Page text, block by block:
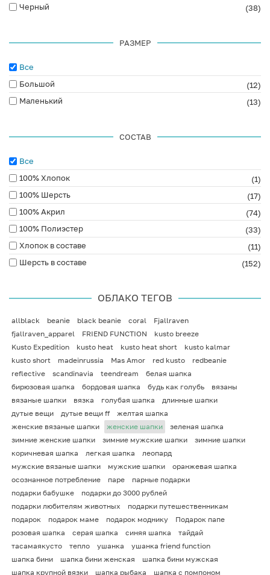
Черный
(38)
РАЗМЕР
Все
Большой
(12)
Маленький
(13)
СОСТАВ
Все
100% Хлопок
(1)
100% Шерсть
(17)
100% Акрил
(74)
100% Полиэстер
(33)
Хлопок в составе
(11)
Шерсть в составе
(152)
ОБЛАКО ТЕГОВ
allblack beanie black beanie coral
Fjallraven
fjallraven_apparel
FRIEND FUNCTION
kusto breeze
Kusto Expedition
kusto heat kusto heat short
kusto kalmar
kusto short
madeinrussia Mas Amor red kusto
redbeanie
reflective
scandinavia teendream
белая шапка
бирюзовая шапка
бордовая шапка будь как голубь
вязаны
вязаные шапки
вязка голубая шапка
длинные шапки
дутые вещи
дутые вещи ff
желтая шапка
женские вязаные шапки
женские шапки
зеленая шапка
зимние женские шапки
зимние мужские шапки
зимние шапки
коричневая шапка
легкая шапка
леопард
мужские вязаные шапки
мужские шапки
оранжевая шапка
осознанное потребление
паре
парные подарки
подарки бабушке
подарки до 3000 рублей
подарки любителям животных
подарки путешественникам
подарок
подарок маме подарок моднику
Подарок папе
розовая шапка
серая шапка синяя шапка
тайдай
тасамаякусто
тепло ушанка
ушанка friend function
шапка бини
шапка бини женская
шапка бини мужская
шапка крупной вязки
шапка рыбака
шапка с помпоном